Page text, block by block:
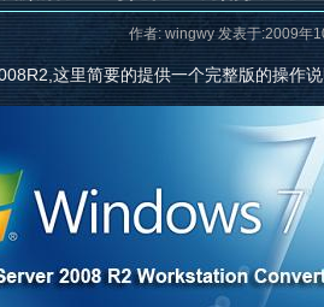
作者: wingwy 发表于:2009年
这里简要的提供一个完整版的操作说